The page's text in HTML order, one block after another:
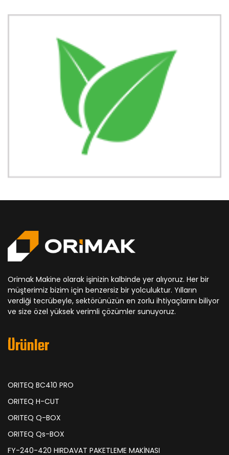
Orimak Makine olarak işinizin kalbinde yer alıyoruz. Her bir
müşterimiz bizim için benzersiz bir yolculuktur. Yılların
verdiği tecrübeyle, sektörünüzün en zorlu ihtiyaçlarını biliyor
ve size özel yüksek verimli çözümler sunuyoruz.
Ürünler
ORITEQ BC410 PRO
ORITEQ H-CUT
ORITEQ Q-BOX
ORITEQ Qs-BOX
FY-240-420 HIRDAVAT PAKETLEME MAKİNASI